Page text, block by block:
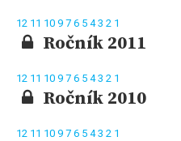
12 11 10 9 7 6 5 43 2 1
Ročník 2011
12 11 10 9 7 6 5 43 2 1
Ročník 2010
12 11 10 9 7 6 5 43 2 1